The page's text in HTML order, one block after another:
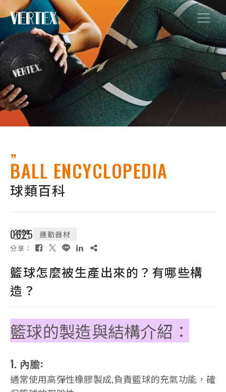
BALL ENCYCLOPEDIA
球類百科
2024
0625 運動器材
分享：
籃球怎麼被生產出來的？有哪些構
造？
籃球的製造與結構介紹：
1. 內膽:
通常使用高彈性橡膠製成,負責籃球的充氣功能，確